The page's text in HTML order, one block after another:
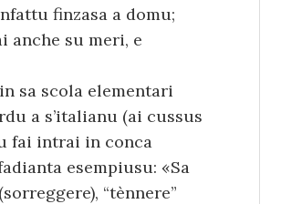
finzasa a domu;
anche su meri, e
sa scola elementari
a s’italianu (ai cussus
fai intrai in conca
esempiusu: «Sa
“tènnere”